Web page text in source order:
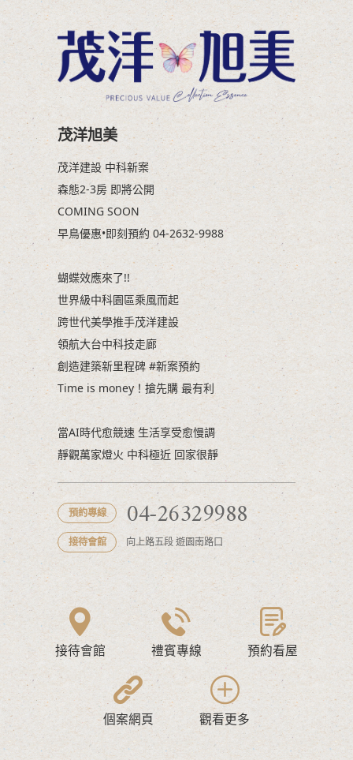
茂洋旭美
茂洋建設 中科新案
森態2-3房 即將公開
COMING SOON
早鳥優惠•即刻預約 04-2632-9988
蝴蝶效應來了!!
世界級中科園區乘風而起
跨世代美學推手茂洋建設
領航大台中科技走廊
創造建築新里程碑 #新案預約
Time is money！搶先購 最有利
當AI時代愈競速 生活享受愈慢調
靜觀萬家燈火 中科極近 回家很靜
預約專線 04-26329988
接待會館 向上路五段 遊園南路口
接待會館 禮賓專線 預約看屋
個案網頁 觀看更多